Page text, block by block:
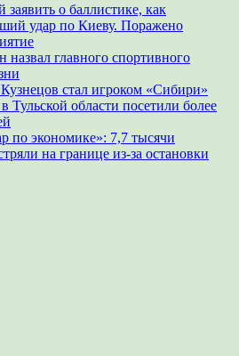
заявить о баллистике, как
удар по Киеву. Поражено
назвал главного спортивного
стал игроком «Сибири»
Тульской области посетили более
по экономике»: 7,7 тысячи
на границе из-за остановки